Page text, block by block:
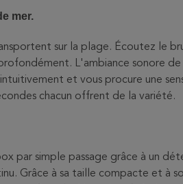
mer.
sur la plage. Écoutez le
L'ambiance sonore de
et vous procure une
chacun offrent de la variété.
par simple passage grâce à un
Grâce à sa taille compacte et à